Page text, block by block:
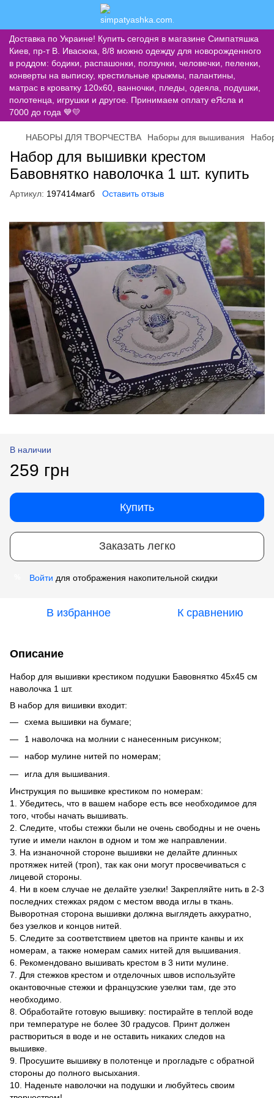
Доставка по Украине! Купить сегодня в магазине Симпатяшка
Киев, пр-т В. Ивасюка, 8/8 можно одежду для новорожденного
в роддом: бодики, распашонки, ползунки, человечки, пеленки,
конверты на выписку, крестильные крыжмы, палантины,
матрас в кроватку 120х60, ванночки, пледы, одеяла, подушки,
полотенца, игрушки и другое. Принимаем оплату еЯсла и
7000 до года 💙💛
НАБОРЫ ДЛЯ ТВОРЧЕСТВА Наборы для вышивания
Набор для вышивки крестом
Бавовнятко наволочка 1 шт. купить
Артикул: 197414магб Оставить отзыв
В наличии
259 грн
Купить
Заказать легко
Войти для отображения накопительной скидки
В избранное К сравнению
Описание
Набор для вышивки крестиком подушки Бавовнятко 45х45 см
наволочка 1 шт.
В набор для вишивки входит:
схема вышивки на бумаге;
1 наволочка на молнии с нанесенным рисунком;
набор мулине нитей по номерам;
игла для вышивания.
Инструкция по вышивке крестиком по номерам:
1. Убедитесь, что в вашем наборе есть все необходимое для
того, чтобы начать вышивать.
2. Следите, чтобы стежки были не очень свободны и не очень
тугие и имели наклон в одном и том же направлении.
З. На изнаночной стороне вышивки не делайте длинных
протяжек нитей (троп), так как они могут просвечиваться с
лицевой стороны.
4. Ни в коем случае не делайте узелки! Закрепляйте нить в 2-3
последних стежках рядом с местом ввода иглы в ткань.
Выворотная сторона вышивки должна выглядеть аккуратно,
без узелков и концов нитей.
5. Следите за соответствием цветов на принте канвы и их
номерам, а также номерам самих нитей для вышивания.
6. Рекомендовано вышивать крестом в 3 нити мулине.
7. Для стежков крестом и отделочных швов используйте
окантовочные стежки и французские узелки там, где это
необходимо.
8. Обработайте готовую вышивку: постирайте в теплой воде
при температуре не более 30 градусов. Принт должен
раствориться в воде и не оставить никаких следов на
вышивке.
9. Просушите вышивку в полотенце и прогладьте с обратной
стороны до полного высыхания.
10. Наденьте наволочки на подушки и любуйтесь своим